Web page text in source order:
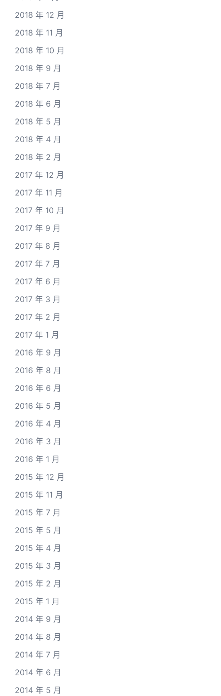
2018 年 12 月
2018 年 11 月
2018 年 10 月
2018 年 9 月
2018 年 7 月
2018 年 6 月
2018 年 5 月
2018 年 4 月
2018 年 2 月
2017 年 12 月
2017 年 11 月
2017 年 10 月
2017 年 9 月
2017 年 8 月
2017 年 7 月
2017 年 6 月
2017 年 3 月
2017 年 2 月
2017 年 1 月
2016 年 9 月
2016 年 8 月
2016 年 6 月
2016 年 5 月
2016 年 4 月
2016 年 3 月
2016 年 1 月
2015 年 12 月
2015 年 11 月
2015 年 7 月
2015 年 5 月
2015 年 4 月
2015 年 3 月
2015 年 2 月
2015 年 1 月
2014 年 9 月
2014 年 8 月
2014 年 7 月
2014 年 6 月
2014 年 5 月